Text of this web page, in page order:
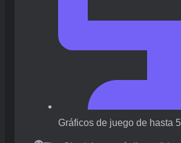
Gráficos de juego de hasta